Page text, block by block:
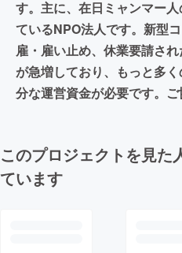
す。主に、在日ミャンマー
ているNPO法人です。新型
雇・雇い止め、休業要請さ
が急増しており、もっと多
分な運営資金が必要です。ご
このプロジェクトを見た
ています